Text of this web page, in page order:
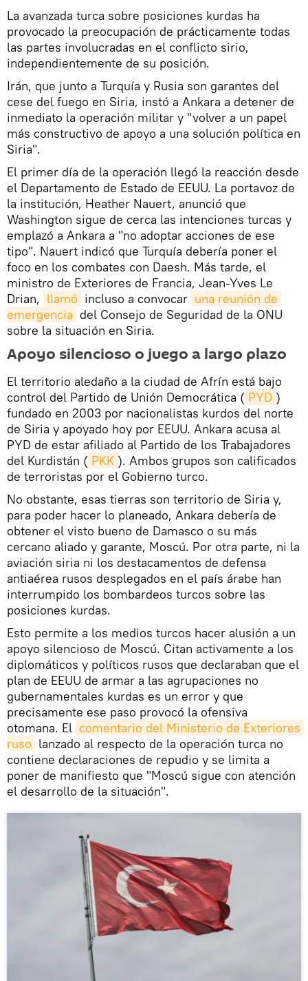
La avanzada turca sobre posiciones kurdas ha
provocado la preocupación de prácticamente todas
las partes involucradas en el conflicto sirio,
independientemente de su posición.
Irán, que junto a Turquía y Rusia son garantes del
cese del fuego en Siria, instó a Ankara a detener de
inmediato la operación militar y "volver a un papel
más constructivo de apoyo a una solución política en
Siria".
El primer día de la operación llegó la reacción desde
el Departamento de Estado de EEUU. La portavoz de
la institución, Heather Nauert, anunció que
Washington sigue de cerca las intenciones turcas y
emplazó a Ankara a "no adoptar acciones de ese
tipo". Nauert indicó que Turquía debería poner el
foco en los combates con Daesh. Más tarde, el
ministro de Exteriores de Francia, Jean-Yves Le
Drian, llamó incluso a convocar una reunión de
emergencia del Consejo de Seguridad de la ONU
sobre la situación en Siria.
Apoyo silencioso o juego a largo plazo
El territorio aledaño a la ciudad de Afrín está bajo
control del Partido de Unión Democrática ( PYD )
fundado en 2003 por nacionalistas kurdos del norte
de Siria y apoyado hoy por EEUU. Ankara acusa al
PYD de estar afiliado al Partido de los Trabajadores
del Kurdistán ( PKK ). Ambos grupos son calificados
de terroristas por el Gobierno turco.
No obstante, esas tierras son territorio de Siria y,
para poder hacer lo planeado, Ankara debería de
obtener el visto bueno de Damasco o su más
cercano aliado y garante, Moscú. Por otra parte, ni la
aviación siria ni los destacamentos de defensa
antiaérea rusos desplegados en el país árabe han
interrumpido los bombardeos turcos sobre las
posiciones kurdas.
Esto permite a los medios turcos hacer alusión a un
apoyo silencioso de Moscú. Citan activamente a los
diplomáticos y políticos rusos que declaraban que el
plan de EEUU de armar a las agrupaciones no
gubernamentales kurdas es un error y que
precisamente ese paso provocó la ofensiva
otomana. El comentario del Ministerio de Exteriores
ruso lanzado al respecto de la operación turca no
contiene declaraciones de repudio y se limita a
poner de manifiesto que "Moscú sigue con atención
el desarrollo de la situación".